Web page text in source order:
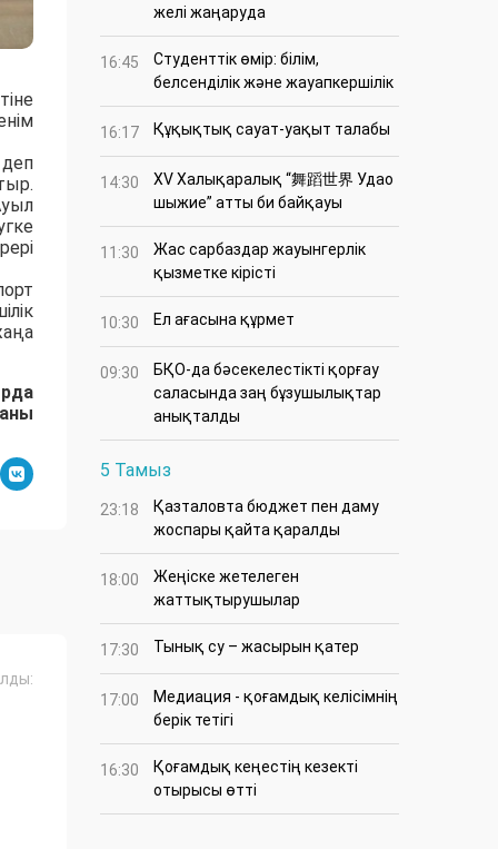
желі жаңаруда
16:45
Студенттік өмір: білім,
белсенділік және жауапкершілік
16:17 Құқықтық сауат-уақыт талабы
14:30
XV Халықаралық “舞蹈世界 Удао
шыжие” атты би байқауы
11:30
Жас сарбаздар жауынгерлік
қызметке кірісті
10:30 Ел ағасына құрмет
09:30
БҚО-да бәсекелестікті қорғау
саласында заң бұзушылықтар
анықталды
5 Тамыз
23:18
Қазталовта бюджет пен даму
жоспары қайта қаралды
18:00
Жеңіске жетелеген
жаттықтырушылар
17:30 Тынық су – жасырын қатер
17:00
Медиация - қоғамдық келісімнің
берік тетігі
16:30
Қоғамдық кеңестің кезекті
отырысы өтті